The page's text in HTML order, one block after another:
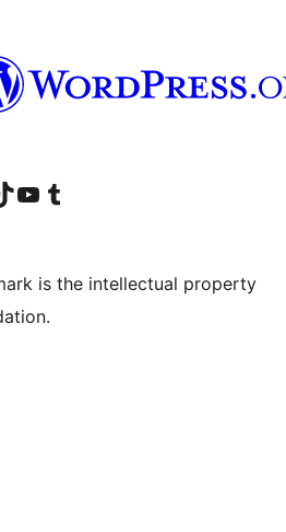
accountaccount
帳號Visit our YouTube channel
造訪我們的 Tumblr 帳號
is the intellectual property